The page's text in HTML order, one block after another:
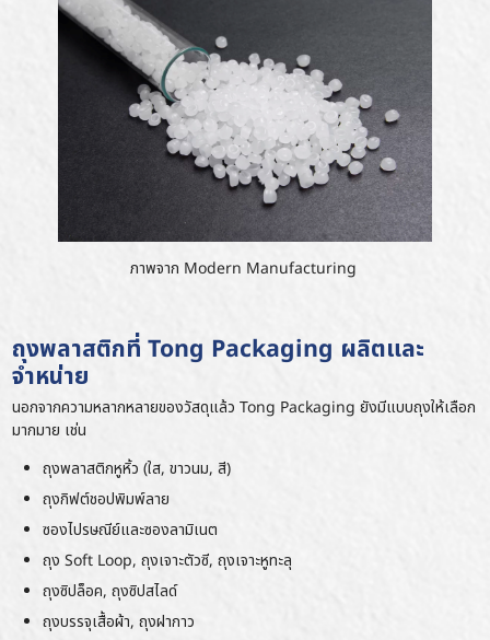
ภาพจาก Modern Manufacturing
ถุงพลาสติกที่ Tong Packaging ผลิตและ
จำหน่าย
นอกจากความหลากหลายของวัสดุแล้ว Tong Packaging ยังมีแบบถุงให้เลือก
มากมาย เช่น
ถุงพลาสติกหูหิ้ว (ใส, ขาวนม, สี)
ถุงกิฟต์ชอปพิมพ์ลาย
ซองไปรษณีย์และซองลามิเนต
ถุง Soft Loop, ถุงเจาะตัวซี, ถุงเจาะหูทะลุ
ถุงซิปล็อค, ถุงซิปสไลด์
ถุงบรรจุเสื้อผ้า, ถุงฝากาว